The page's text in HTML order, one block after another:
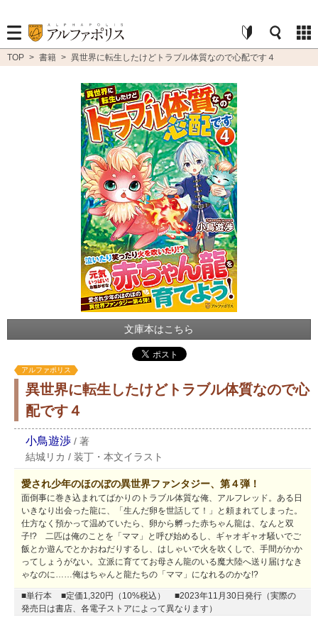
TOP > 書籍 > 異世界に転生したけどトラブル体質なので心配です４
文庫本はこちら
アルファポリス
異世界に転生したけどトラブル体質なので心
配です４
小鳥遊渉 / 著
結城リカ / 装丁・本文イラスト
愛され少年のほのぼの異世界ファンタジー、第４弾！
面倒事に巻き込まれてばかりのトラブル体質な俺、アルフレッド。ある日
いきなり出会った龍に、「生んだ卵を世話して！」と頼まれてしまった。
仕方なく預かって温めていたら、卵から孵った赤ちゃん龍は、なんと双
子!? 二匹は俺のことを「ママ」と呼び始めるし、ギャオギャオ騒いでご
飯とか遊んでとかおねだりするし、はしゃいで火を吹くしで、手間がかか
ってしょうがない。立派に育ててお母さん龍のいる魔大陸へ送り届けなき
ゃなのに……俺はちゃんと龍たちの「ママ」になれるのかな!?
■単行本 ■定価1,320円（10%税込）
■2023年11月30日発行（実際の
発売日は書店、各電子ストアによって異なります）